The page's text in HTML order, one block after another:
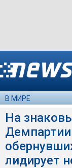
В МИРЕ
На
лидирует